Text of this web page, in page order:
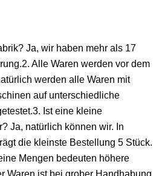
Ja, wir haben mehr als 17
Alle Waren werden vor dem
werden alle Waren mit
auf unterschiedliche
Ist eine kleine
Ja, natürlich können wir. In
die kleinste Bestellung 5 Stück.
Mengen bedeuten höhere
Waren ist bei grober Handhabung